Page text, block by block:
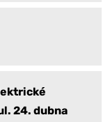
24. dubna